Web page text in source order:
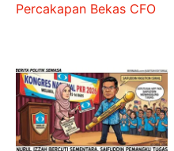
Percakapan Bekas CFO